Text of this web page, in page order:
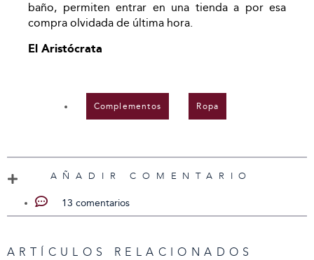
baño, permiten entrar en una tienda a por esa
compra olvidada de última hora.
El Aristócrata
Complementos Ropa
AÑADIR COMENTARIO
13 comentarios
ARTÍCULOS RELACIONADOS